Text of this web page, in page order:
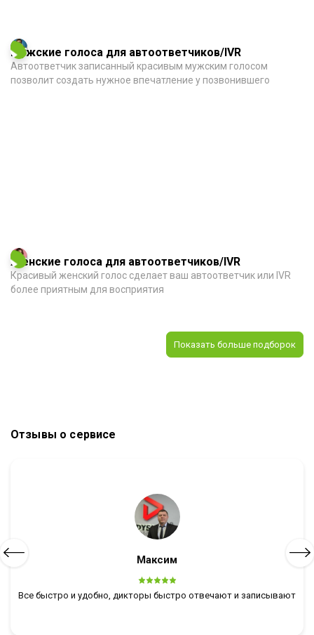
Мужские голоса для автоответчиков/IVR
Автоответчик записанный красивым мужским голосом
позволит создать нужное впечатление у позвонившего
Женские голоса для автоответчиков/IVR
Красивый женский голос сделает ваш автоответчик или IVR
более приятным для восприятия
Показать больше подборок
Отзывы о сервисе
Максим
Все быстро и удобно, дикторы быстро отвечают и записывают